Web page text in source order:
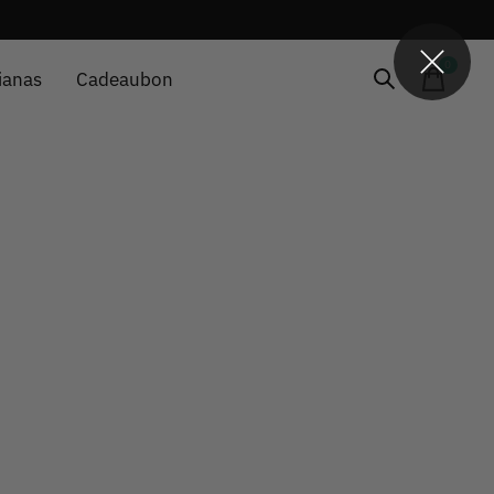
Cadeaubon items